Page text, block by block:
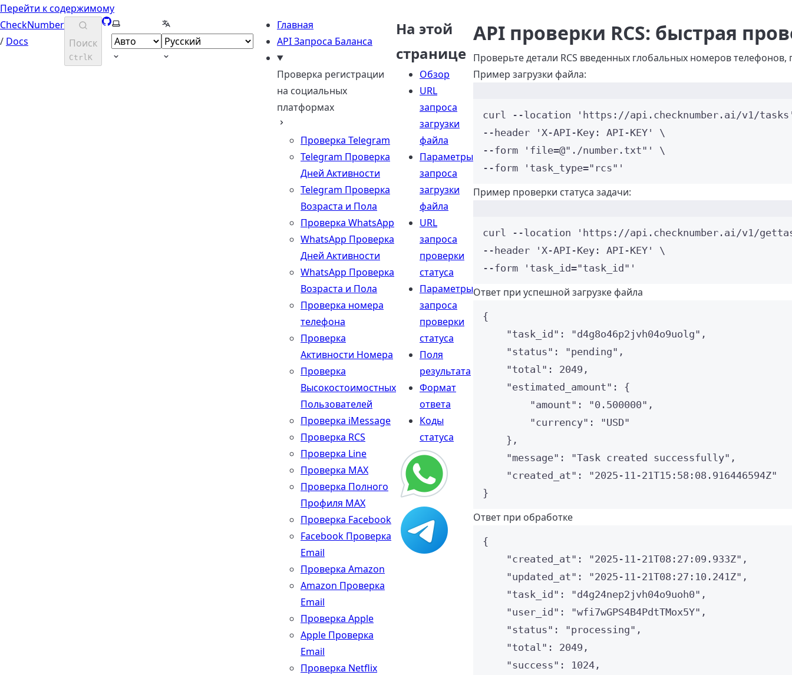
Перейти к содержимому
CheckNumber
/ Docs Поиск
CtrlK
GitHub
Выберите темуВыберите язык
Главная
API Запроса Баланса
Проверка регистрации
на социальных
платформах
Проверка Telegram
Telegram Проверка
Дней Активности
Telegram Проверка
Возраста и Пола
Проверка WhatsApp
WhatsApp Проверка
Дней Активности
WhatsApp Проверка
Возраста и Пола
Проверка номера
телефона
Проверка
Активности Номера
Проверка
Высокостоимостных
Пользователей
Проверка iMessage
Проверка RCS
Проверка Line
Проверка MAX
Проверка Полного
Профиля MAX
Проверка Facebook
Facebook Проверка
Email
Проверка Amazon
Amazon Проверка
Email
Проверка Apple
Apple Проверка
Email
Проверка Netflix
На этой
странице
Обзор
URL
запроса
загрузки
файла
Параметры
запроса
загрузки
файла
URL
запроса
проверки
статуса
Параметры
запроса
проверки
статуса
Поля
результата
Формат
ответа
Коды
статуса
API проверки RCS: быстрая
Проверьте детали RCS введенных глобальных номеров
Пример загрузки файла:
curl --location ' https://api.checknumber.ai/v1/tasks
--header
' X-API-Key: API-KEY '
\
--form
' file=@"./number.txt" '
\
--form
' task_type="rcs" '
Пример проверки статуса задачи:
curl --location ' https://api.checknumber.ai/v1/
--header
' X-API-Key: API-KEY '
\
--form
' task_id="task_id" '
Ответ при успешной загрузке файла
{
"task_id" : "d4g8o46p2jvh04o9uolg" ,
"status" : "pending" ,
"total" : 2049 ,
"estimated_amount" : {
"amount" : "0.500000" ,
"currency" : "USD"
},
"message" : "Task created successfully" ,
"created_at" : "2025-11-21T15:58:08.916446594Z"
}
Ответ при обработке
{
"created_at" : "2025-11-21T08:27:09.933Z" ,
"updated_at" : "2025-11-21T08:27:10.241Z" ,
"task_id" : "d4g24nep2jvh04o9uoh0" ,
"user_id" : "wfi7wGPS4B4PdtTMox5Y" ,
"status" : "processing" ,
"total" : 2049 ,
"success" : 1024 ,